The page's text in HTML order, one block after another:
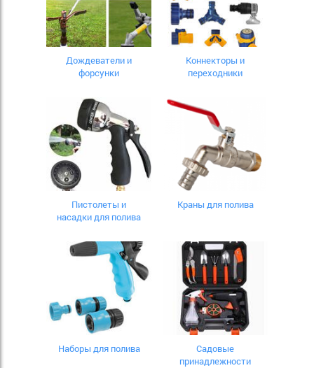
Дождеватели и
форсунки
Коннекторы и
переходники
Пистолеты и
насадки для полива
Краны для полива
Наборы для полива
Садовые
принадлежности